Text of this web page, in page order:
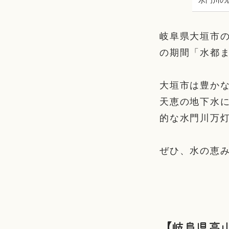
岐阜県大垣市
の期間「水都
大垣市は豊か
天恵の地下水
的な水門川万
ぜひ、水の恵